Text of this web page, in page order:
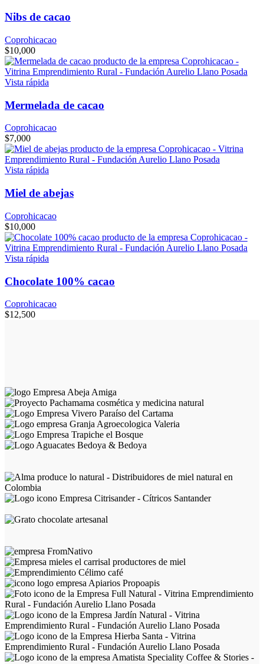
Nibs de cacao
Coprohicacao
$10,000
Vista rápida
Mermelada de cacao
Coprohicacao
$7,000
Vista rápida
Miel de abejas
Coprohicacao
$10,000
Vista rápida
Chocolate 100% cacao
Coprohicacao
$12,500